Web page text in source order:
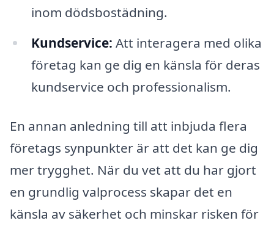
inom dödsbostädning.
Kundservice: Att interagera med olika
företag kan ge dig en känsla för deras
kundservice och professionalism.
En annan anledning till att inbjuda flera
företags synpunkter är att det kan ge dig
mer trygghet. När du vet att du har gjort
en grundlig valprocess skapar det en
känsla av säkerhet och minskar risken för